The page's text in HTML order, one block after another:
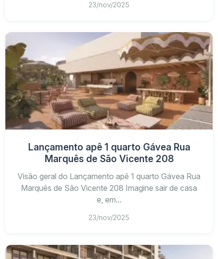
23/nov/2025
Lançamento apê 1 quarto Gávea Rua
Marquês de São Vicente 208
Visão geral do Lançamento apê 1 quarto Gávea Rua
Marquês de São Vicente 208 Imagine sair de casa
e, em...
23/nov/2025